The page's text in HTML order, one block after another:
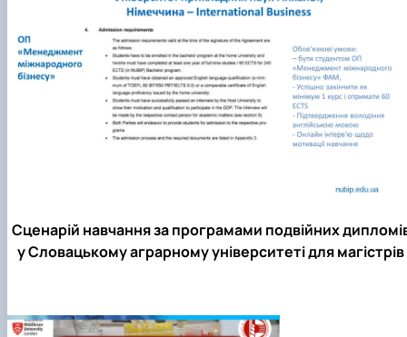
Сценарій навчання за програмами подвійних
у Словацькому аграрному університеті для магістрів